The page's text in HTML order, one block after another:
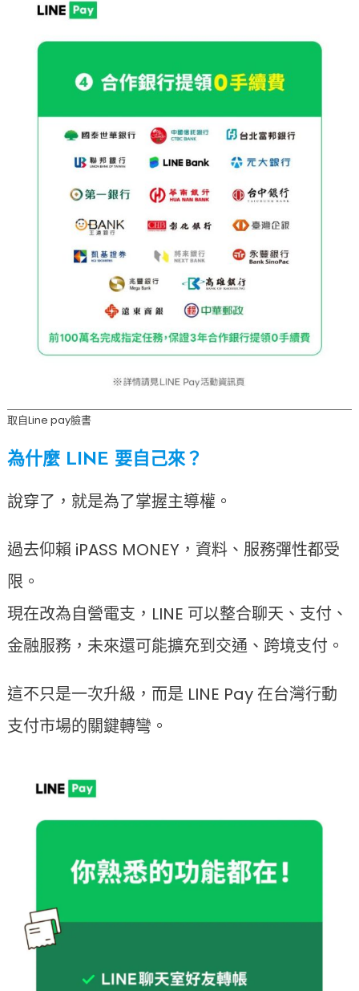
取自Line pay臉書
為什麼 LINE 要自己來？
說穿了，就是為了掌握主導權。
過去仰賴 iPASS MONEY，資料、服務彈性都受
限。
現在改為自營電支，LINE 可以整合聊天、支付、
金融服務，未來還可能擴充到交通、跨境支付。
這不只是一次升級，而是 LINE Pay 在台灣行動
支付市場的關鍵轉彎。